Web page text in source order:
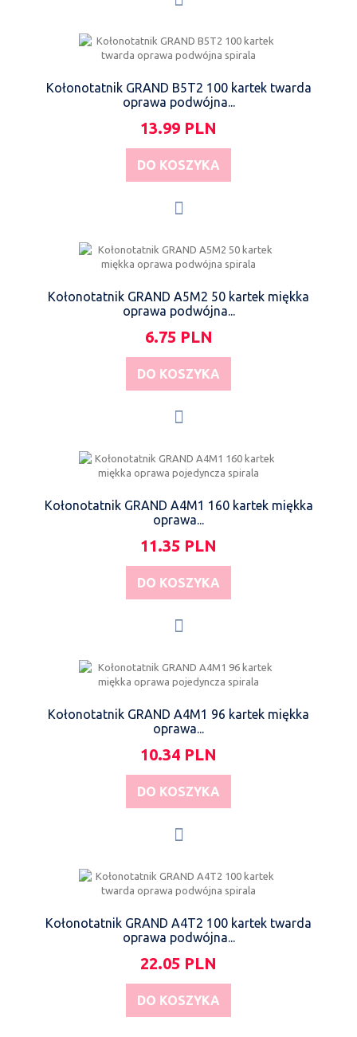
Kołonotatnik GRAND B5T2 100 kartek twarda
oprawa podwójna...
13.99 PLN
DO KOSZYKA
Kołonotatnik GRAND A5M2 50 kartek miękka
oprawa podwójna...
6.75 PLN
DO KOSZYKA
Kołonotatnik GRAND A4M1 160 kartek miękka
oprawa...
11.35 PLN
DO KOSZYKA
Kołonotatnik GRAND A4M1 96 kartek miękka
oprawa...
10.34 PLN
DO KOSZYKA
Kołonotatnik GRAND A4T2 100 kartek twarda
oprawa podwójna...
22.05 PLN
DO KOSZYKA